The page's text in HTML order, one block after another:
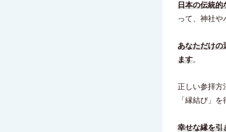
日本の伝統的
って、神社や
あなただけの
ます。
正しい参拝方
「縁結び」
幸せな縁を引